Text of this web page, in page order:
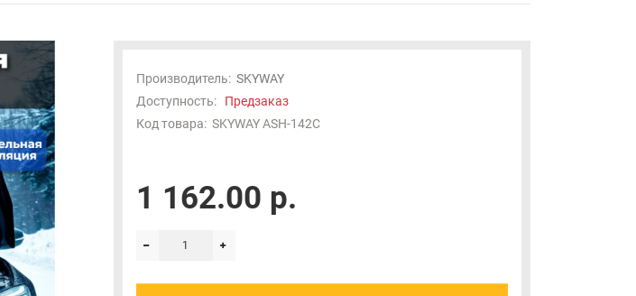
Производитель: SKYWAY
Доступность: Предзаказ
Код товара: SKYWAY ASH-142C
1 162.00 р.